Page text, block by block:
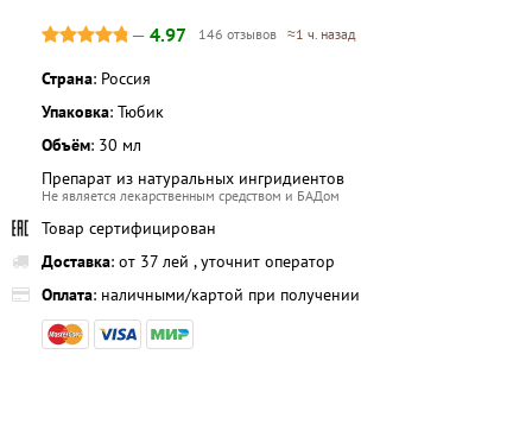
— 4.97 146 отзывов ≈1 ч. назад
Страна: Россия
Упаковка: Тюбик
Объём: 30 мл
Препарат из натуральных ингридиентов
Не является лекарственным средством и БАДом
Товар сертифицирован
Доставка: от 37 лей , уточнит оператор
Оплата: наличными/картой при получении